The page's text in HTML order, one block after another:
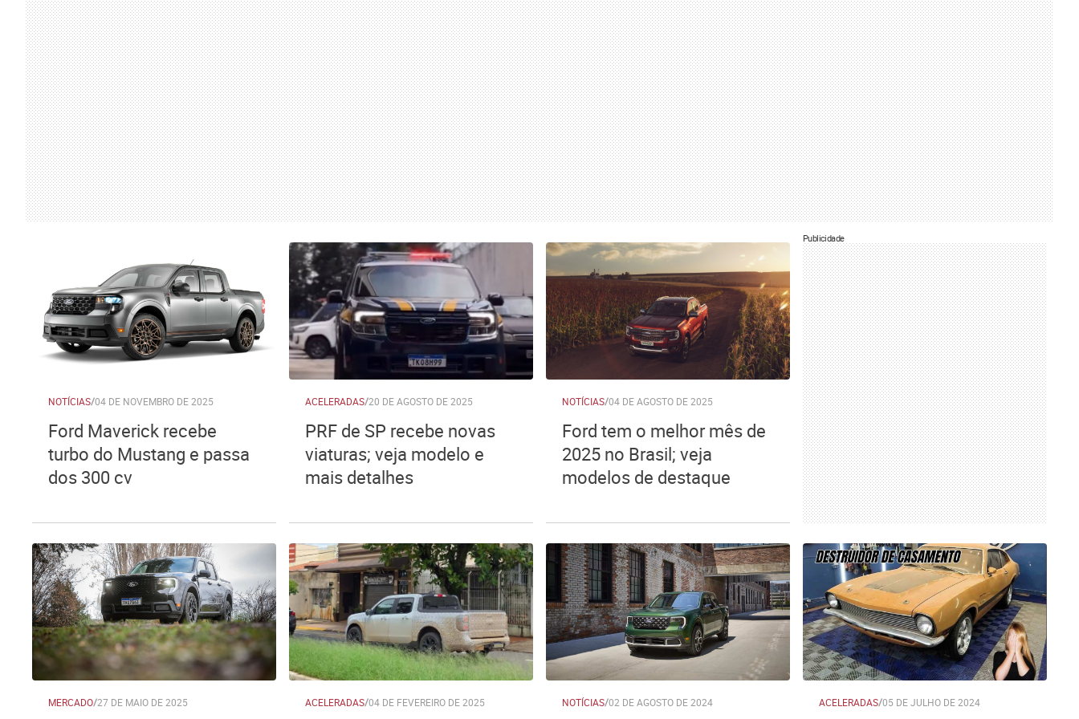
NOTÍCIAS/04 DE NOVEMBRO DE 2025
Ford Maverick recebe
turbo do Mustang e passa
dos 300 cv
ACELERADAS/20 DE AGOSTO DE 2025
PRF de SP recebe novas
viaturas; veja modelo e
mais detalhes
NOTÍCIAS/04 DE AGOSTO DE 2025
Ford tem o melhor mês de
2025 no Brasil; veja
modelos de destaque
Publicidade
MERCADO/27 DE MAIO DE 2025 ACELERADAS/04 DE FEVEREIRO DE 2025 NOTÍCIAS/02 DE AGOSTO DE 2024 ACELERADAS/05 DE JULHO DE 2024